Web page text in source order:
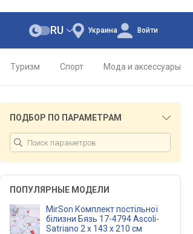
Украина
RU Войти
Туризм Спорт Мода и аксессуары
ПОДБОР ПО ПАРАМЕТРАМ
ПОПУЛЯРНЫЕ МОДЕЛИ
MirSon Комплект постільної
білизни Бязь 17-4794 Ascoli-
Satriano 2 x 143 x 210 см